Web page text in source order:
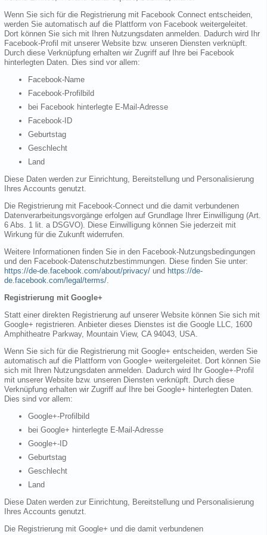
Wenn Sie sich für die Registrierung mit Facebook Connect entscheiden,
werden Sie automatisch auf die Plattform von Facebook weitergeleitet.
Dort können Sie sich mit Ihren Nutzungsdaten anmelden. Dadurch wird Ihr
Facebook-Profil mit unserer Website bzw. unseren Diensten verknüpft.
Durch diese Verknüpfung erhalten wir Zugriff auf Ihre bei Facebook
hinterlegten Daten. Dies sind vor allem:
Facebook-Name
Facebook-Profilbild
bei Facebook hinterlegte E-Mail-Adresse
Facebook-ID
Geburtstag
Geschlecht
Land
Diese Daten werden zur Einrichtung, Bereitstellung und Personalisierung
Ihres Accounts genutzt.
Die Registrierung mit Facebook-Connect und die damit verbundenen
Datenverarbeitungsvorgänge erfolgen auf Grundlage Ihrer Einwilligung (Art.
6 Abs. 1 lit. a DSGVO). Diese Einwilligung können Sie jederzeit mit
Wirkung für die Zukunft widerrufen.
Weitere Informationen finden Sie in den Facebook-Nutzungsbedingungen
und den Facebook-Datenschutzbestimmungen. Diese finden Sie unter:
https://de-de.facebook.com/about/privacy/ und https://de-
de.facebook.com/legal/terms/.
Registrierung mit Google+
Statt einer direkten Registrierung auf unserer Website können Sie sich mit
Google+ registrieren. Anbieter dieses Dienstes ist die Google LLC, 1600
Amphitheatre Parkway, Mountain View, CA 94043, USA.
Wenn Sie sich für die Registrierung mit Google+ entscheiden, werden Sie
automatisch auf die Plattform von Google+ weitergeleitet. Dort können Sie
sich mit Ihren Nutzungsdaten anmelden. Dadurch wird Ihr Google+-Profil
mit unserer Website bzw. unseren Diensten verknüpft. Durch diese
Verknüpfung erhalten wir Zugriff auf Ihre bei Google+ hinterlegten Daten.
Dies sind vor allem:
Google+-Profilbild
bei Google+ hinterlegte E-Mail-Adresse
Google+-ID
Geburtstag
Geschlecht
Land
Diese Daten werden zur Einrichtung, Bereitstellung und Personalisierung
Ihres Accounts genutzt.
Die Registrierung mit Google+ und die damit verbundenen